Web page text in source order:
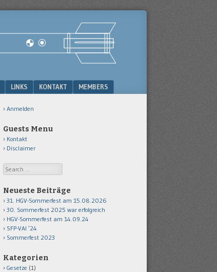
LINKS KONTAKT MEMBERS
Anmelden
Guests Menu
Kontakt
Disclaimer
Search
Neueste Beiträge
31. HGV-Sommerfest am 15.08.2026
30. Sommerfest 2025 war erfolgreich
HGV-Sommerfest am 14.09.24
SFP-VAI ’24
Sommerfest 2023
Kategorien
Gesetze (1)